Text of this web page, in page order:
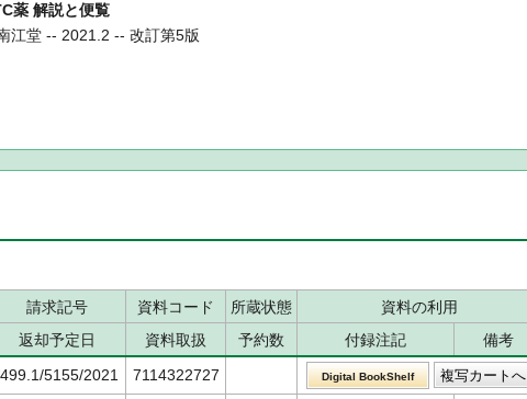
薬 解説と便覧
江堂 -- 2021.2 -- 改訂第5版
請求記号 資料コード 所蔵状態
資料の利用
返却予定日 資料取扱 予約数 付録注記
備考
5155/2021 7114322727 Digital BookShelf